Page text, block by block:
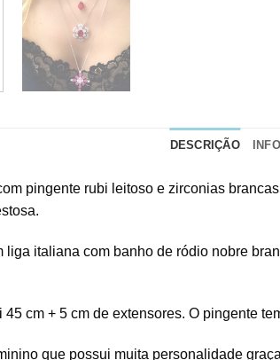
DESCRIÇÃO
pingente rubi leitoso e zirconias
liga italiana com banho de ródio nobre
45 cm + 5 cm de extensores. O pingente
que possui muita personalidade